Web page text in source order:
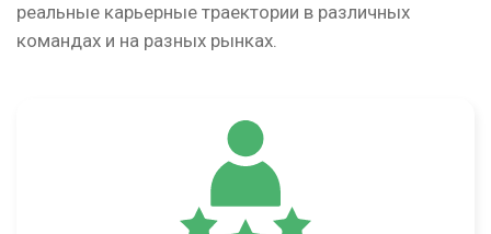
реальные карьерные траектории в различных
командах и на разных рынках.